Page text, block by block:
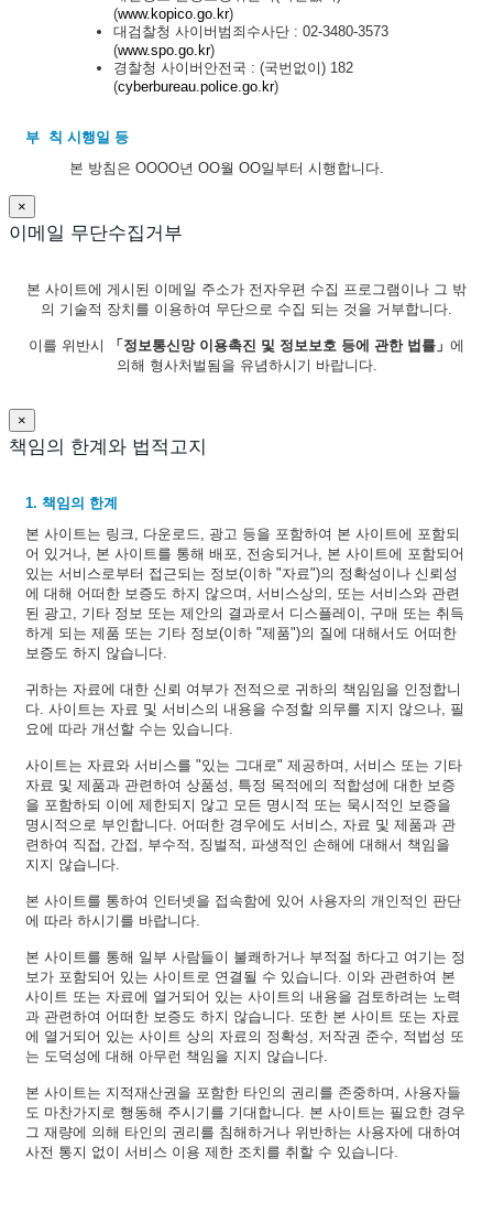
(www.kopico.go.kr)
대검찰청 사이버범죄수사단 : 02-3480-3573
(www.spo.go.kr)
경찰청 사이버안전국 : (국번없이) 182
(cyberbureau.police.go.kr)
부 칙 시행일 등
본 방침은 OOOO년 OO월 OO일부터 시행합니다.
×
이메일 무단수집거부
본 사이트에 게시된 이메일 주소가 전자우편 수집 프로그램이나 그 밖
의 기술적 장치를 이용하여 무단으로 수집 되는 것을 거부합니다.
이를 위반시 「정보통신망 이용촉진 및 정보보호 등에 관한 법률」 에
의해 형사처벌됨을 유념하시기 바랍니다.
×
책임의 한계와 법적고지
1. 책임의 한계
본 사이트는 링크, 다운로드, 광고 등을 포함하여 본 사이트에 포함되
어 있거나, 본 사이트를 통해 배포, 전송되거나, 본 사이트에 포함되어
있는 서비스로부터 접근되는 정보(이하 "자료")의 정확성이나 신뢰성
에 대해 어떠한 보증도 하지 않으며, 서비스상의, 또는 서비스와 관련
된 광고, 기타 정보 또는 제안의 결과로서 디스플레이, 구매 또는 취득
하게 되는 제품 또는 기타 정보(이하 "제품")의 질에 대해서도 어떠한
보증도 하지 않습니다.
귀하는 자료에 대한 신뢰 여부가 전적으로 귀하의 책임임을 인정합니
다. 사이트는 자료 및 서비스의 내용을 수정할 의무를 지지 않으나, 필
요에 따라 개선할 수는 있습니다.
사이트는 자료와 서비스를 "있는 그대로" 제공하며, 서비스 또는 기타
자료 및 제품과 관련하여 상품성, 특정 목적에의 적합성에 대한 보증
을 포함하되 이에 제한되지 않고 모든 명시적 또는 묵시적인 보증을
명시적으로 부인합니다. 어떠한 경우에도 서비스, 자료 및 제품과 관
련하여 직접, 간접, 부수적, 징벌적, 파생적인 손해에 대해서 책임을
지지 않습니다.
본 사이트를 통하여 인터넷을 접속함에 있어 사용자의 개인적인 판단
에 따라 하시기를 바랍니다.
본 사이트를 통해 일부 사람들이 불쾌하거나 부적절 하다고 여기는 정
보가 포함되어 있는 사이트로 연결될 수 있습니다. 이와 관련하여 본
사이트 또는 자료에 열거되어 있는 사이트의 내용을 검토하려는 노력
과 관련하여 어떠한 보증도 하지 않습니다. 또한 본 사이트 또는 자료
에 열거되어 있는 사이트 상의 자료의 정확성, 저작권 준수, 적법성 또
는 도덕성에 대해 아무런 책임을 지지 않습니다.
본 사이트는 지적재산권을 포함한 타인의 권리를 존중하며, 사용자들
도 마찬가지로 행동해 주시기를 기대합니다. 본 사이트는 필요한 경우
그 재량에 의해 타인의 권리를 침해하거나 위반하는 사용자에 대하여
사전 통지 없이 서비스 이용 제한 조치를 취할 수 있습니다.